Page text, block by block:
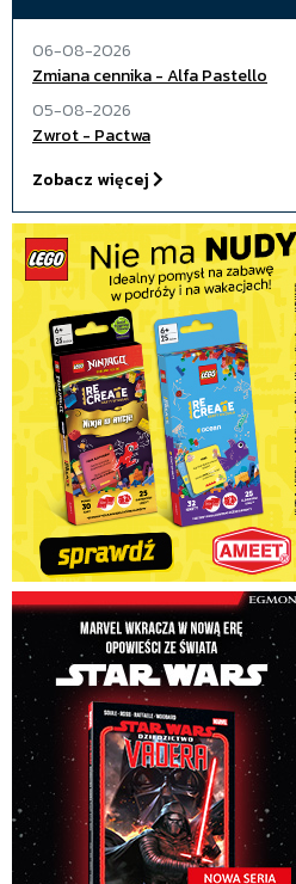
06-08-2026
Zmiana cennika - Alfa Pastello
05-08-2026
Zwrot - Pactwa
Zobacz więcej